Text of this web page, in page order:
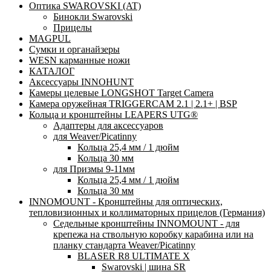
Оптика SWAROVSKI (AT)
Бинокли Swarovski
Прицелы
MAGPUL
Сумки и органайзеры
WESN карманные ножи
КАТАЛОГ
Аксессуары INNOHUNT
Камеры целевые LONGSHOT Target Camera
Камера оружейная TRIGGERCAM 2.1 | 2.1+ | BSP
Кольца и кронштейны LEAPERS UTG®
Адаптеры для аксессуаров
для Weaver/Picatinny
Кольца 25,4 мм / 1 дюйм
Кольца 30 мм
для Призмы 9-11мм
Кольца 25,4 мм / 1 дюйм
Кольца 30 мм
INNOMOUNT - Кронштейны для оптических,
тепловизионных и коллиматорных прицелов (Германия)
Седельные кронштейны INNOMOUNT - для
крепежа на ствольную коробку карабина или на
планку стандарта Weaver/Picatinny
BLASER R8 ULTIMATE X
Swarovski | шина SR